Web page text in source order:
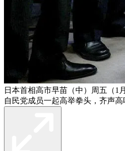
日本首相高市早苗（中）周五（1
自民党成员一起高举拳头，齐声高